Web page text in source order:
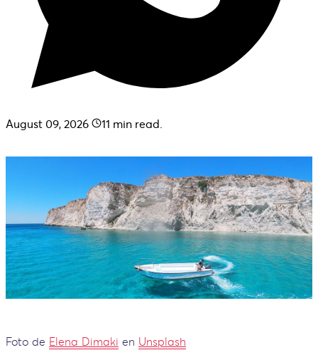
August 09, 2026 11 min read.
Foto de Elena Dimaki en Unsplash